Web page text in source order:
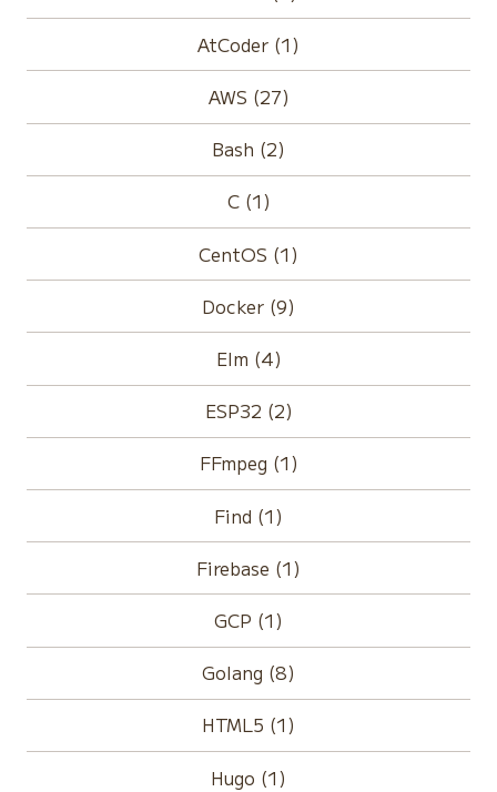
AtCoder (1)
AWS (27)
Bash (2)
C (1)
CentOS (1)
Docker (9)
Elm (4)
ESP32 (2)
FFmpeg (1)
Find (1)
Firebase (1)
GCP (1)
Golang (8)
HTML5 (1)
Hugo (1)